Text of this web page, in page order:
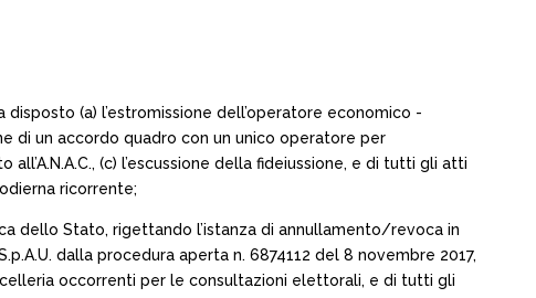
(a) l’estromissione dell’operatore economico -
di un accordo quadro con un unico operatore per
(c) l’escussione della fideiussione, e di tutti gli atti
ricorrente;
dello Stato, rigettando l’istanza di annullamento/revoca in
dalla procedura aperta n. 6874112 del 8 novembre 2017,
occorrenti per le consultazioni elettorali, e di tutti gli